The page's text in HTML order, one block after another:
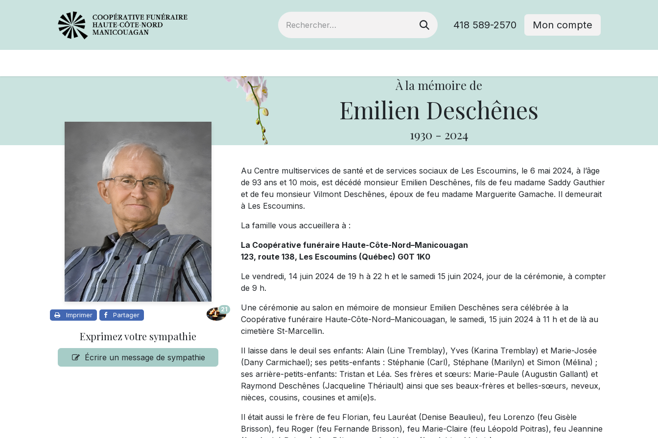
418 589-2570 Mon compte
À la mémoire de
Emilien Deschênes
1930 - 2024
Imprimer Partager
21
Exprimez votre sympathie
Écrire un message de sympathie
Au Centre multiservices de santé et de services sociaux de Les Escoumins, le 6 mai 2024, à l’âge
de 93 ans et 10 mois, est décédé monsieur Emilien Deschênes, fils de feu madame Saddy Gauthier
et de feu monsieur Vilmont Deschênes, époux de feu madame Marguerite Gamache. Il demeurait
à Les Escoumins.
La famille vous accueillera à :
La Coopérative funéraire Haute-Côte-Nord–Manicouagan
123, route 138, Les Escoumins (Québec) G0T 1K0
Le vendredi, 14 juin 2024 de 19 h à 22 h et le samedi 15 juin 2024, jour de la cérémonie, à compter
de 9 h.
Une cérémonie au salon en mémoire de monsieur Emilien Deschênes sera célébrée à la
Coopérative funéraire Haute-Côte-Nord–Manicouagan, le samedi, 15 juin 2024 à 11 h et de là au
cimetière St-Marcellin.
Il laisse dans le deuil ses enfants: Alain (Line Tremblay), Yves (Karina Tremblay) et Marie-Josée
(Dany Carmichael); ses petits-enfants : Stéphanie (Carl), Stéphane (Marilyn) et Simon (Mélina) ;
ses arrière-petits-enfants: Tristan et Léa. Ses frères et sœurs: Marie-Paule (Augustin Gallant) et
Raymond Deschênes (Jacqueline Thériault) ainsi que ses beaux-frères et belles-sœurs, neveux,
nièces, cousins, cousines et ami(e)s.
Il était aussi le frère de feu Florian, feu Lauréat (Denise Beaulieu), feu Lorenzo (feu Gisèle
Brisson), feu Roger (feu Fernande Brisson), feu Marie-Claire (feu Léopold Poitras), feu Jeannine